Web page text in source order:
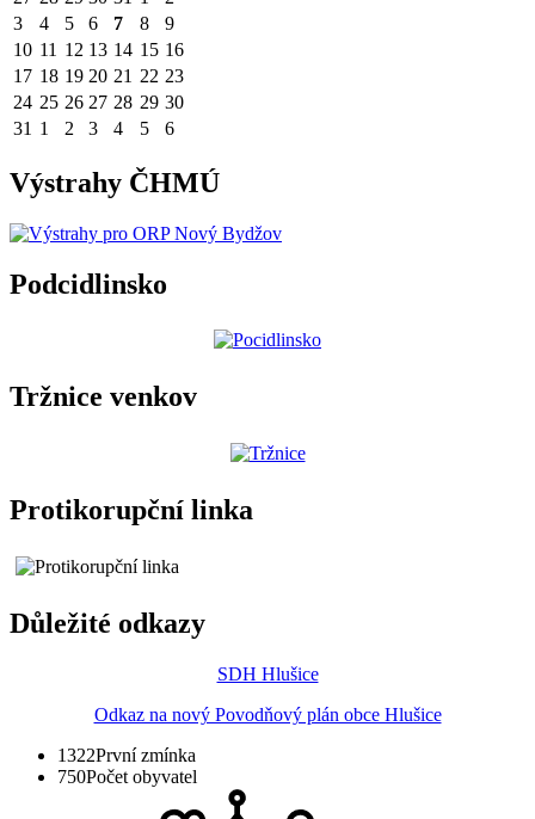
3
4 5 6 7 8
9
10 11 12 13 14 15 16
17 18 19 20 21 22 23
24 25 26 27 28 29 30
31 1 2 3 4 5 6
Výstrahy ČHMÚ
Podcidlinsko
Tržnice venkov
Protikorupční linka
Důležité odkazy
SDH Hlušice
Odkaz na nový Povodňový plán obce Hlušice
1322První zmínka
750Počet obyvatel